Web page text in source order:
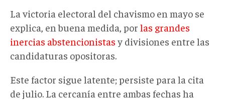
La victoria electoral del chavismo en mayo se
explica, en buena medida, por las grandes
inercias abstencionistas y divisiones entre las
candidaturas opositoras.
Este factor sigue latente; persiste para la cita
de julio. La cercanía entre ambas fechas ha